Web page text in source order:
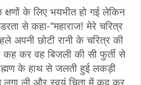
के लिए भयभीत हो गई लेकिन
से कहा-"महाराज! मेरे चरित्र
अपनी छोटी रानी के चरित्र की
कर वह बिजली की सी फुर्ती से
के हाथ से जलती हुई लकड़ी
ली और स्वयं चिता में कूद कर